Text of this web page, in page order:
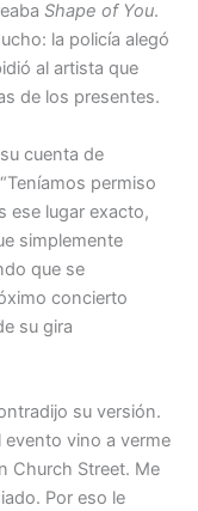
Shape of You.
la policía alegó
al artista que
de los presentes.
cuenta de
permiso
ese lugar exacto,
simplemente
que se
concierto
su gira
su versión.
vino a verme
Church Street. Me
Por eso le